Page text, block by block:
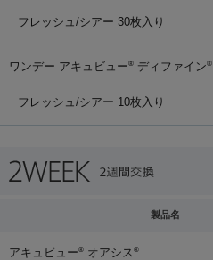
フレッシュ/シアー 30枚入り
ワンデー アキュビュー® ディファイン®
フレッシュ/シアー 10枚入り
製品名
アキュビュー® オアシス ®